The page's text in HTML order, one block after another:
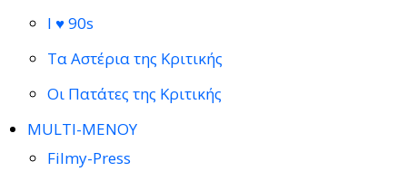
I ♥ 90s
Τα Αστέρια της Κριτικής
Οι Πατάτες της Κριτικής
MULTI-ΜΕΝΟΥ
Filmy-Press